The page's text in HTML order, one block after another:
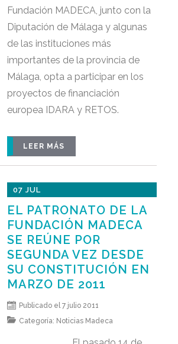
Fundación MADECA, junto con la
Diputación de Málaga y algunas
de las instituciones más
importantes de la provincia de
Málaga, opta a participar en los
proyectos de financiación
europea IDARA y RETOS.
LEER MÁS
07 JUL
EL PATRONATO DE LA
FUNDACIÓN MADECA
SE REÚNE POR
SEGUNDA VEZ DESDE
SU CONSTITUCIÓN EN
MARZO DE 2011
Publicado el 7 julio 2011
Categoría: Noticias Madeca